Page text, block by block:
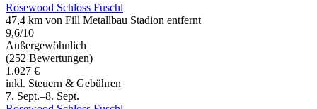
Rosewood Schloss Fuschl
47,4 km von Fill Metallbau Stadion entfernt
9,6/10
Außergewöhnlich
(252 Bewertungen)
1.027 €
inkl. Steuern & Gebühren
7. Sept.–8. Sept.